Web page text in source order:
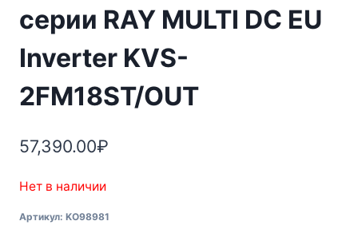
серии RAY MULTI DC EU
Inverter KVS-
2FM18ST/OUT
57,390.00₽
Нет в наличии
Артикул: KO98981